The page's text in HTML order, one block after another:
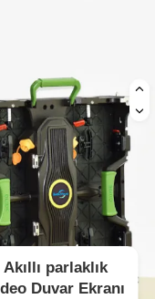
parlaklık
Duvar Ekranı